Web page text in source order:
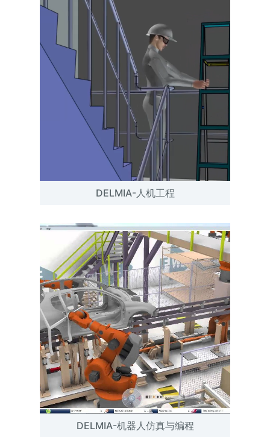
DELMIA-人机工程
DELMIA-机器人仿真与编程